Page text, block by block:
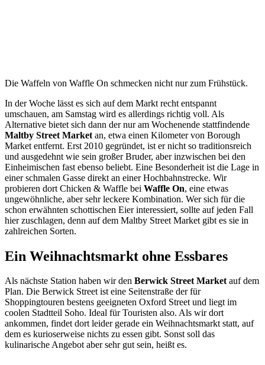
Die Waffeln von Waffle On schmecken nicht nur zum Frühstück.
In der Woche lässt es sich auf dem Markt recht entspannt
umschauen, am Samstag wird es allerdings richtig voll. Als
Alternative bietet sich dann der nur am Wochenende stattfindende
Maltby Street Market an, etwa einen Kilometer von Borough
Market entfernt. Erst 2010 gegründet, ist er nicht so traditionsreich
und ausgedehnt wie sein großer Bruder, aber inzwischen bei den
Einheimischen fast ebenso beliebt. Eine Besonderheit ist die Lage in
einer schmalen Gasse direkt an einer Hochbahnstrecke. Wir
probieren dort Chicken & Waffle bei Waffle On, eine etwas
ungewöhnliche, aber sehr leckere Kombination. Wer sich für die
schon erwähnten schottischen Eier interessiert, sollte auf jeden Fall
hier zuschlagen, denn auf dem Maltby Street Market gibt es sie in
zahlreichen Sorten.
Ein Weihnachtsmarkt ohne Essbares
Als nächste Station haben wir den Berwick Street Marketauf dem
Plan. Die Berwick Street ist eine Seitenstraße der für
Shoppingtouren bestens geeigneten Oxford Street und liegt im
coolen Stadtteil Soho. Ideal für Touristen also. Als wir dort
ankommen, findet dort leider gerade ein Weihnachtsmarkt statt, auf
dem es kurioserweise nichts zu essen gibt. Sonst soll das
kulinarische Angebot aber sehr gut sein, heißt es.